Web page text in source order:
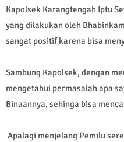
Kapolsek Karangtengah Iptu
yang dilakukan oleh
sangat positif karena bisa
Sambung Kapolsek, dengan
mengetahui permasalah apa
Binaannya, sehinga bisa
Apalagi menjelang Pemilu